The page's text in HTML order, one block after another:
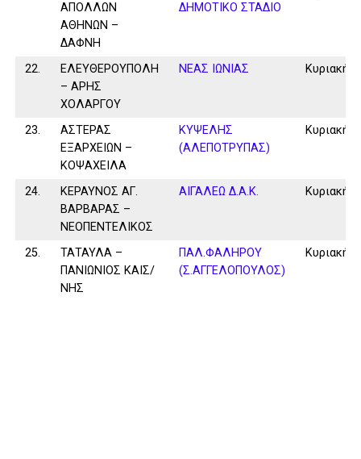
ΑΠΟΛΛΩΝ
ΑΘΗΝΩΝ –
ΔΑΦΝΗ
ΔΗΜΟΤΙΚΟ ΣΤΑΔΙΟ
22.
ΕΛΕΥΘΕΡΟΥΠΟΛΗ
– ΑΡΗΣ
ΧΟΛΑΡΓΟΥ
ΝΕΑΣ ΙΩΝΙΑΣ Κυριακή
23.
ΑΣΤΕΡΑΣ
ΕΞΑΡΧΕΙΩΝ –
ΚΟΨΑΧΕΙΛΑ
ΚΥΨΕΛΗΣ
(ΑΛΕΠΟΤΡΥΠΑΣ)
Κυριακή
24.
ΚΕΡΑΥΝΟΣ ΑΓ.
ΒΑΡΒΑΡΑΣ –
ΝΕΟΠΕΝΤΕΛΙΚΟΣ
ΑΙΓΑΛΕΩ Δ.Α.Κ. Κυριακή
25.
ΤΑΤΑΥΛΑ –
ΠΑΝΙΩΝΙΟΣ ΚΑΙΣ/
ΝΗΣ
ΠΑΛ.ΦΑΛΗΡΟΥ
(Σ.ΑΓΓΕΛΟΠΟΥΛΟΣ)
Κυριακή